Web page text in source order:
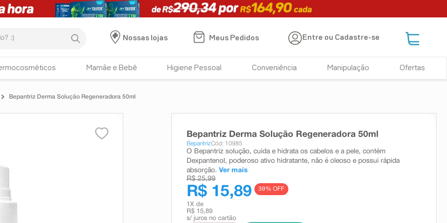
Nossas lojas
Meus Pedidos Entre ou Cadastre-se
Mamãe e Bebê Higiene Pessoal Conveniência Manipulação Ofertas
Bepantriz Derma Solução Regeneradora 50ml
Bepantriz Derma Solução Regeneradora 50ml
BepantrizCód: 10985
O Bepantriz solução, cuida e hidrata os cabelos e a pele, contém
Dexpantenol, poderoso ativo hidratante, não é oleoso e possui rápida
absorção. Ver mais
R$ 25,99
R$ 15,89 39% OFF
1 X de
R$ 15,89
s/ juros no cartão